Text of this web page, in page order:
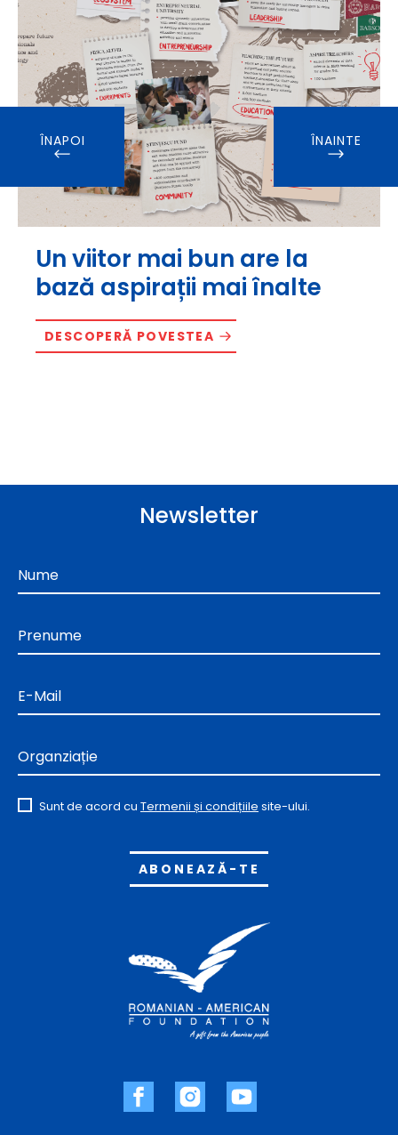
Un viitor mai bun are la
bază aspirații mai înalte
DESCOPERĂ POVESTEA
ÎNAPOI ÎNAINTE
Newsletter
Nume
Prenume
E-Mail
Organziație
Sunt de acord cu Termenii și condițiile site-ului.